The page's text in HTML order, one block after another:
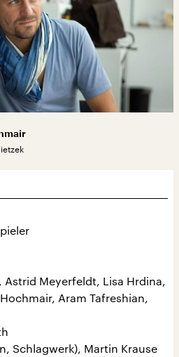
Astrid Meyerfeldt, Lisa Hrdina,
Aram Tafreshian,
Schlagwerk), Martin Krause